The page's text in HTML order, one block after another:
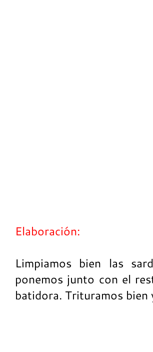
Elaboración:
Limpiamos bien las
ponemos junto con el
batidora. Trituramos